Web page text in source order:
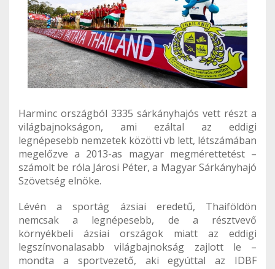
Harminc országból 3335 sárkányhajós vett részt a
világbajnokságon, ami ezáltal az eddigi
legnépesebb nemzetek közötti vb lett, létszámában
megelőzve a 2013-as magyar megmérettetést –
számolt be róla Járosi Péter, a Magyar Sárkányhajó
Szövetség elnöke.
Lévén a sportág ázsiai eredetű, Thaiföldön
nemcsak a legnépesebb, de a résztvevő
környékbeli ázsiai országok miatt az eddigi
legszínvonalasabb világbajnokság zajlott le –
mondta a sportvezető, aki egyúttal az IDBF